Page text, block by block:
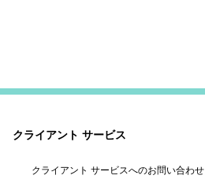
クライアント サービス
クライアント サービスへのお問い合わせ